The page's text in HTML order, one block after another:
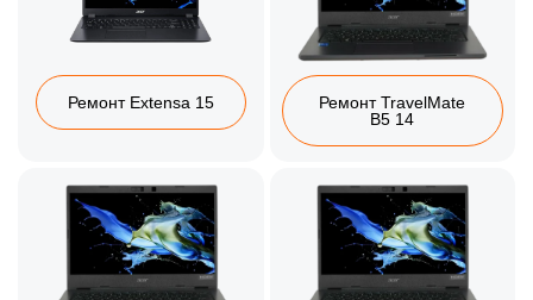
Ремонт Extensa 15
Ремонт TravelMate
B5 14